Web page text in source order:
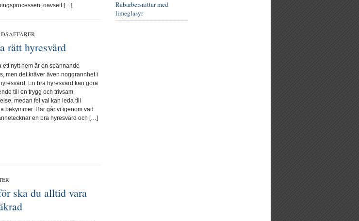
oavsett […]
rätt hyresvärd
ett nytt hem är en spännande
men det kräver även noggrannhet i
En bra hyresvärd kan göra
till en trygg och trivsam
medan fel val kan leda till
bekymmer. Här går vi igenom vad
en bra hyresvärd och […]
ska du alltid vara
Rabarbersnittar med
limeglasyr